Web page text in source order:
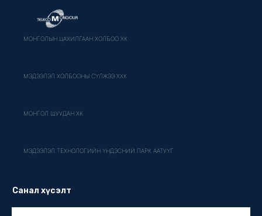
МОНГОЛЫН ЦАХИЛГААН ХОЛБОО ХК
МЭДЭЭЛЭЛ ХОЛБООНЫ СҮЛЖЭЭ ХХК
МОНГОЛ ШУУДАН ХК
МЭДЭЭЛЭЛ ТЕХНОЛОГИЙН ҮНДЭСНИЙ ПАРК ААТУҮГ
Санал хүсэлт